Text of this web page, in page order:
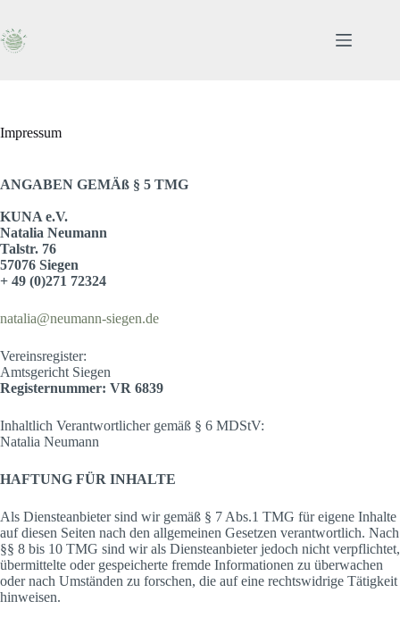
springen
Impressum
ANGABEN GEMÄß § 5 TMG
KUNA e.V.
Natalia Neumann
Talstr. 76
57076 Siegen
+ 49 (0)271 72324
natalia@neumann-siegen.de
Vereinsregister:
Amtsgericht Siegen
Registernummer: VR 6839
Inhaltlich Verantwortlicher gemäß § 6 MDStV:
Natalia Neumann
HAFTUNG FÜR INHALTE
Als Diensteanbieter sind wir gemäß § 7 Abs.1 TMG für eigene Inhalte
auf diesen Seiten nach den allgemeinen Gesetzen verantwortlich. Nach
§§ 8 bis 10 TMG sind wir als Diensteanbieter jedoch nicht verpflichtet,
übermittelte oder gespeicherte fremde Informationen zu überwachen
oder nach Umständen zu forschen, die auf eine rechtswidrige Tätigkeit
hinweisen.